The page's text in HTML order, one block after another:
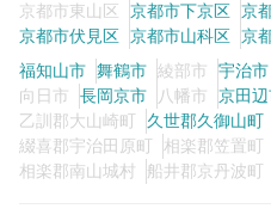
この条件
検
京都市東山区
京都市下京区 京
京都市伏見区 京都市山科区 京
福知山市 舞鶴市 綾部市 宇治市
向日市
長岡京市 八幡市 京田
乙訓郡大山崎町
久世郡久御山町
綴喜郡宇治田原町
相楽郡笠置町
相楽郡南山城村
船井郡京丹波町